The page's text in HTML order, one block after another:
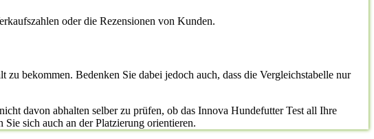
oder die Rezensionen von Kunden.
bekommen. Bedenken Sie dabei jedoch auch, dass die Vergleichstabelle nur
davon abhalten selber zu prüfen, ob das Innova Hundefutter Test all Ihre
sich auch an der Platzierung orientieren.